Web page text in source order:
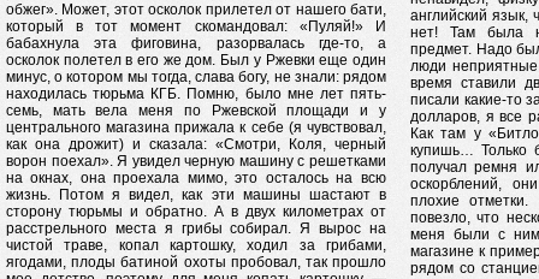
обжег». Может, этот осколок прилетел от нашего бати,
который в тот момент скомандовал: «Пуляй!» И
бабахнула эта фиговина, разорвалась где-то, а
осколок полетел в его же дом. Был у Ржевки еще один
минус, о котором мы тогда, слава богу, не знали: рядом
находилась тюрьма КГБ. Помню, было мне лет пять-
семь, мать вела меня по Ржевской площади и у
центрального магазина прижала к себе (я чувствовал,
как она дрожит) и сказала: «Смотри, Коля, черный
ворон поехал». Я увидел черную машину с решетками
на окнах, она проехала мимо, это осталось на всю
жизнь. Потом я видел, как эти машины шастают в
сторону тюрьмы и обратно. А в двух километрах от
расстрельного места я грибы собирал. Я вырос на
чистой траве, копал картошку, ходил за грибами,
ягодами, плоды батиной охоты пробовал, так прошло
английский
нет! Там была
предмет. Надо
люди
время ставили
писали какие-то
долларов, я все
Как там у
купишь… Только
получал ремня
оскорблений,
плохие
повезло, что
меня были с
магазине к
рядом со